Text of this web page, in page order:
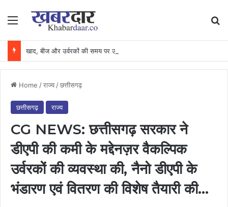
Menu
Home /राज्य /छत्तीसगढ़
छत्तीसगढ़ राज्य
CG NEWS: छत्तीसगढ़ सरकार ने
डीएपी की कमी के मद्देनज़र वैकल्पिक
उर्वरकों की व्यवस्था की, नैनो डीएपी के
भंडारण एवं वितरण की विशेष तैयारी की…